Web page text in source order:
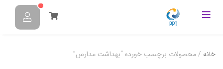
خانه / محصولات برچسب خورده “بهداشت مدارس”